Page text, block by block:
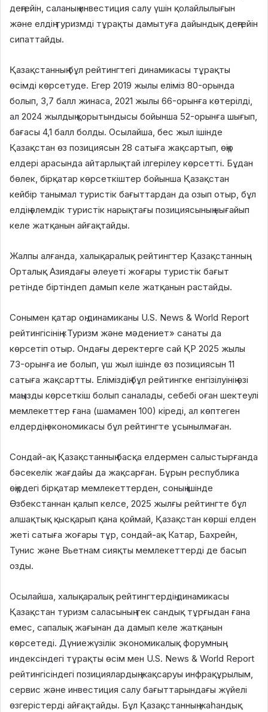
деңгейін, саланың инвестиция салу үшін қолайлылығын
және елдің туризмді тұрақты дамытуға дайындық деңгейін
сипаттайды.
Қазақстанның бұл рейтингтегі динамикасы тұрақты
өсімді көрсетуде. Егер 2019 жылы еліміз 80-орында
болып, 3,7 балл жинаса, 2021 жылы 66-орынға көтерілді,
ал 2024 жылдың қорытындысы бойынша 52-орынға шығып,
бағасы 4,1 балл болды. Осылайша, бес жыл ішінде
Қазақстан өз позициясын 28 сатыға жақсартып, өңір
елдері арасында айтарлықтай ілгерілеу көрсетті. Бұдан
бөлек, бірқатар көрсеткіштер бойынша Қазақстан
кейбір танымал туристік бағыттардан да озып отыр, бұл
елдің әлемдік туристік нарықтағы позициясының нығайып
келе жатқанын айғақтайды.
Жалпы алғанда, халықаралық рейтингтер Қазақстанның
Орталық Азиядағы әлеуеті жоғары туристік бағыт
ретінде біртіндеп дамып келе жатқанын растайды.
Сонымен қатар оң динамиканы U.S. News & World Report
рейтингісінің «Туризм және мәдениет» санаты да
көрсетіп отыр. Ондағы деректерге сай ҚР 2025 жылы
73-орынға ие болып, үш жыл ішінде өз позициясын 11
сатыға жақсартты. Еліміздің бұл рейтингке енгізілуінің өзі
маңызды көрсеткіш болып саналады, себебі оған шектеулі
мемлекеттер ғана (шамамен 100) кіреді, ал көптеген
елдердің экономикасы бұл рейтингте ұсынылмаған.
Сондай-ақ Қазақстанның басқа елдермен салыстырғанда
бәсекелік жағдайы да жақсарған. Бұрын республика
өңірдегі бірқатар мемлекеттерден, соның ішінде
Өзбекстаннан қалып келсе, 2025 жылғы рейтингте бұл
алшақтық қысқарып қана қоймай, Қазақстан көрші елден
жеті сатыға жоғары тұр, сондай-ақ Катар, Бахрейн,
Тунис және Вьетнам сияқты мемлекеттерді де басып
озды.
Осылайша, халықаралық рейтингтердің динамикасы
Қазақстан туризм саласының тек сандық тұрғыдан ғана
емес, сапалық жағынан да дамып келе жатқанын
көрсетеді. Дүниежүзілік экономикалық форумның
индексіндегі тұрақты өсім мен U.S. News & World Report
рейтингісіндегі позициялардың жақсаруы инфрақұрылым,
сервис және инвестиция салу бағыттарындағы жүйелі
өзгерістерді айғақтайды. Бұл Қазақстанның жаһандық